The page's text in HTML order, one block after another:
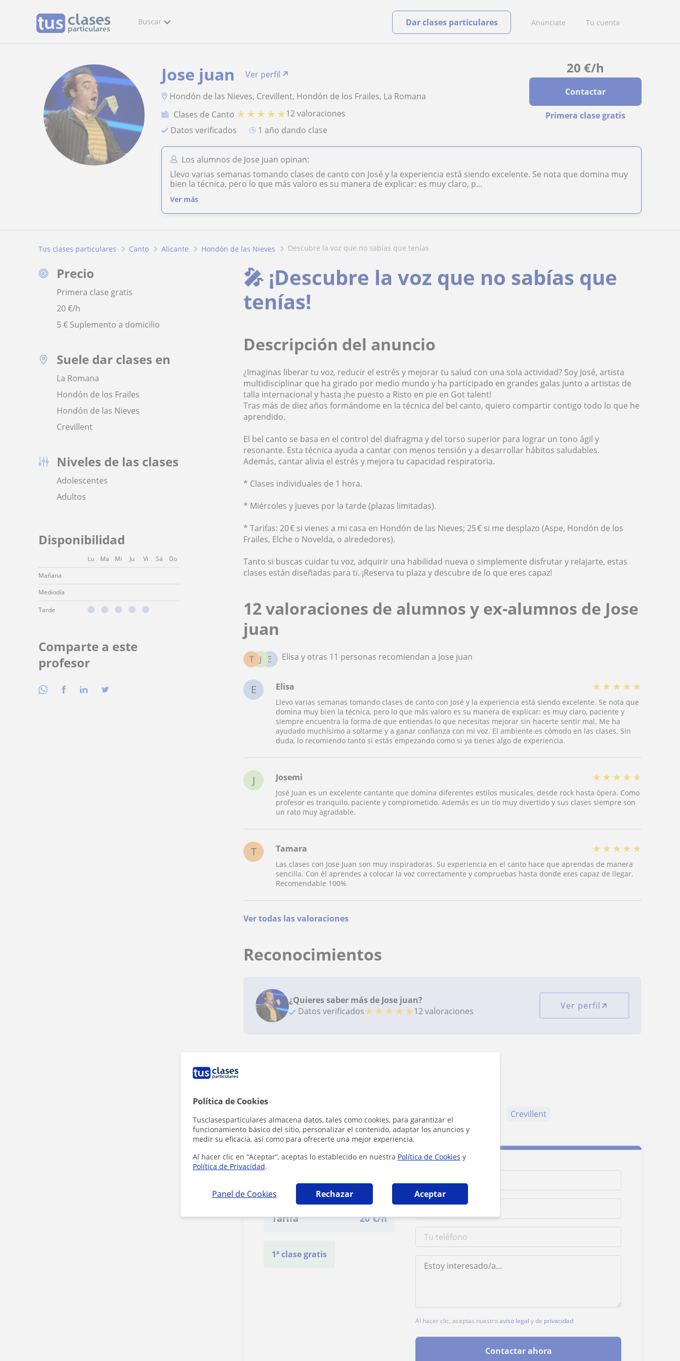
Política de Cookies
Tusclasesparticulares almacena datos, tales como cookies, para garantizar el
funcionamiento básico del sitio, personalizar el contenido, adaptar los anuncios y
medir su eficacia, así como para ofrecerte una mejor experiencia.
Al hacer clic en “Aceptar”, aceptas lo establecido en nuestra Política de Cookies y
Política de Privacidad.
Panel de Cookies Rechazar Aceptar
Buscar Anúnciate Tu cuenta
Dar clases particulares
20 €/h
Contactar
Primera clase gratis
Jose juan
Ver perfil
Hondón de las Nieves, Crevillent, Hondón de los Frailes, La Romana
Clases de Canto ★ ★ ★ ★ ★12 valoraciones
Datos verificados
1 año dando clase
Los alumnos de Jose juan opinan:
Llevo varias semanas tomando clases de canto con José y la experiencia está siendo excelente. Se nota que domina muy
bien la técnica, pero lo que más valoro es su manera de explicar: es muy claro, p...
Ver más
Tus clases particulares Canto Alicante Hondón de las Nieves descubre la voz que no sabías que tenías
Precio
Primera clase gratis
20€/h
5 € Suplemento a domicilio
Suele dar clases en
La Romana
Hondón de los Frailes
Hondón de las Nieves
Crevillent
Niveles de las clases
Adolescentes
Adultos
Disponibilidad
Lu Ma Mi Ju Vi Sá
Do
Mañana
Mediodía
Tarde
Comparte a este
profesor
🎤 ¡Descubre la voz que no sabías que
tenías!
Descripción del anuncio
¿Imaginas liberar tu voz, reducir el estrés y mejorar tu salud con una sola actividad? Soy José, artista
multidisciplinar que ha girado por medio mundo y ha participado en grandes galas junto a artistas de
talla internacional y hasta ¡he puesto a Risto en pie en Got talent!
Tras más de diez años formándome en la técnica del bel canto, quiero compartir contigo todo lo que he
aprendido.
El bel canto se basa en el control del diafragma y del torso superior para lograr un tono ágil y
resonante. Esta técnica ayuda a cantar con menos tensión y a desarrollar hábitos saludables.
Además, cantar alivia el estrés y mejora tu capacidad respiratoria.
* Clases individuales de 1 hora.
* Miércoles y jueves por la tarde (plazas limitadas).
* Tarifas: 20 € si vienes a mi casa en Hondón de las Nieves; 25 € si me desplazo (Aspe, Hondón de los
Frailes, Elche o Novelda, o alrededores).
Tanto si buscas cuidar tu voz, adquirir una habilidad nueva o simplemente disfrutar y relajarte, estas
clases están diseñadas para ti. ¡Reserva tu plaza y descubre de lo que eres capaz!
12 valoraciones de alumnos y ex-alumnos de Jose
juan
E
J
T Elisa y otras 11 personas recomiendan a Jose juan
E Elisa ★ ★ ★ ★ ★
Llevo varias semanas tomando clases de canto con José y la experiencia está siendo excelente. Se nota que
domina muy bien la técnica, pero lo que más valoro es su manera de explicar: es muy claro, paciente y
siempre encuentra la forma de que entiendas lo que necesitas mejorar sin hacerte sentir mal. Me ha
ayudado muchísimo a soltarme y a ganar confianza con mi voz. El ambiente es cómodo en las clases. Sin
duda, lo recomiendo tanto si estás empezando como si ya tienes algo de experiencia.
J Josemi ★ ★ ★ ★ ★
José Juan es un excelente cantante que domina diferentes estilos musicales, desde rock hasta ópera. Como
profesor es tranquilo, paciente y comprometido. Además es un tío muy divertido y sus clases siempre son
un rato muy agradable.
T Tamara ★ ★ ★ ★ ★
Las clases con Jose Juan son muy inspiradoras. Su experiencia en el canto hace que aprendas de manera
sencilla. Con él aprendes a colocar la voz correctamente y compruebas hasta donde eres capaz de llegar.
Recomendable 100%
Ver todas las valoraciones
Reconocimientos
¿Quieres saber más de Jose juan?
Datos verificados★ ★ ★ ★ ★12 valoraciones Ver perfil
La Romana
Hondón de los Frailes Hondón de las Nieves Crevillent
Tarifa 20€/h
1ª clase gratis
Al hacer clic, aceptas nuestroaviso legal y de privacidad
Contactar ahora